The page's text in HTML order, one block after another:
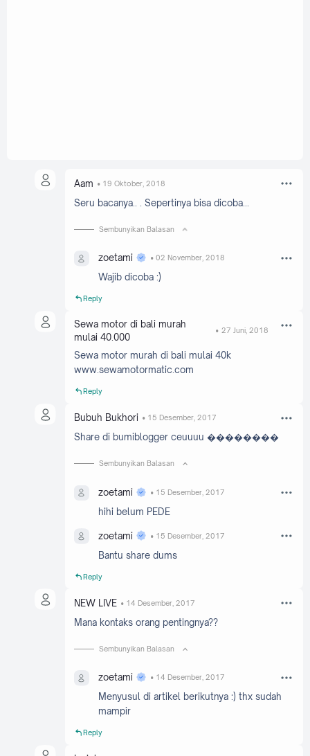
Aam 19 Oktober, 2018
Seru bacanya.. . Sepertinya bisa dicoba...
Sembunyikan Balasan
zoetami 02 November, 2018
Wajib dicoba :)
Reply
Sewa motor di bali murah
mulai 40.000
27 Juni, 2018
Sewa motor murah di bali mulai 40k
www.sewamotormatic.com
Reply
Bubuh Bukhori 15 Desember, 2017
Share di bumiblogger ceuuuu ��������
Sembunyikan Balasan
zoetami 15 Desember, 2017
hihi belum PEDE
zoetami 15 Desember, 2017
Bantu share dums
Reply
NEW LIVE 14 Desember, 2017
Mana kontaks orang pentingnya??
Sembunyikan Balasan
zoetami 14 Desember, 2017
Menyusul di artikel berikutnya :) thx sudah
mampir
Reply